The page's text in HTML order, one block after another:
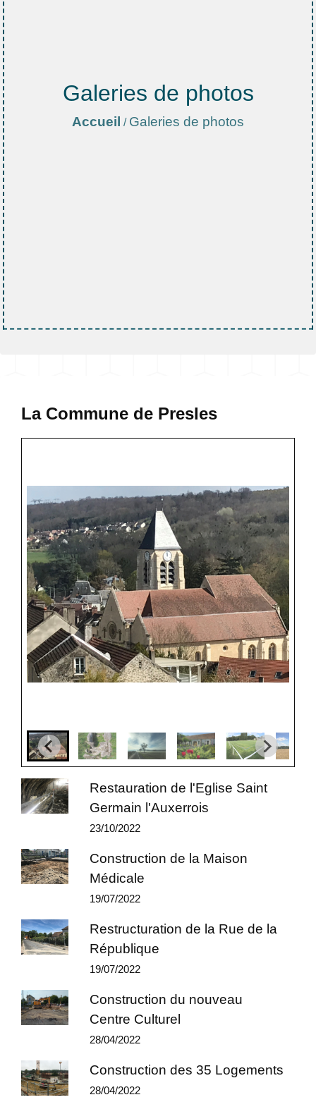
Galeries de photos
Accueil / Galeries de photos
La Commune de Presles
Restauration de l'Eglise Saint
Germain l'Auxerrois
23/10/2022
Construction de la Maison
Médicale
19/07/2022
Restructuration de la Rue de la
République
19/07/2022
Construction du nouveau
Centre Culturel
28/04/2022
Construction des 35 Logements
28/04/2022